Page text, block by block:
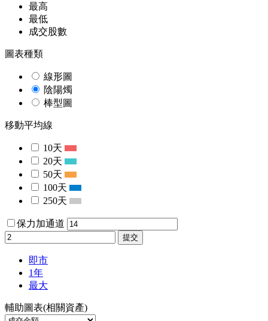
最高
最低
成交股數
圖表種類
線形圖
陰陽燭
棒型圖
移動平均線
10天
20天
50天
100天
250天
保力加通道
提交
即市
1年
最大
輔助圖表(相關資產)